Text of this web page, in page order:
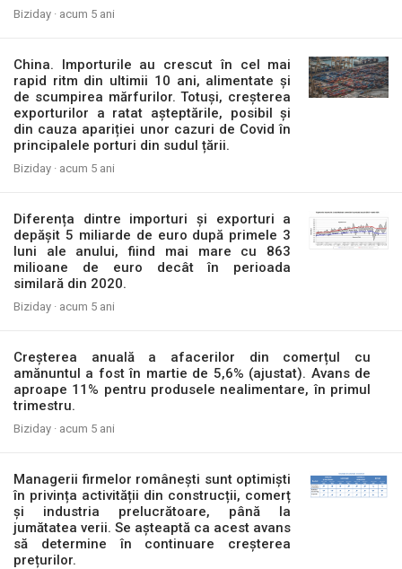
Biziday · acum 5 ani
China. Importurile au crescut în cel mai
rapid ritm din ultimii 10 ani, alimentate și
de scumpirea mărfurilor. Totuși, creșterea
exporturilor a ratat așteptările, posibil și
din cauza apariției unor cazuri de Covid în
principalele porturi din sudul țării.
Biziday · acum 5 ani
Diferența dintre importuri și exporturi a
depășit 5 miliarde de euro după primele 3
luni ale anului, fiind mai mare cu 863
milioane de euro decât în perioada
similară din 2020.
Biziday · acum 5 ani
Creșterea anuală a afacerilor din comerțul cu
amănuntul a fost în martie de 5,6% (ajustat). Avans de
aproape 11% pentru produsele nealimentare, în primul
trimestru.
Biziday · acum 5 ani
Managerii firmelor românești sunt optimiști
în privința activității din construcții, comerț
și industria prelucrătoare, până la
jumătatea verii. Se așteaptă ca acest avans
să determine în continuare creșterea
prețurilor.